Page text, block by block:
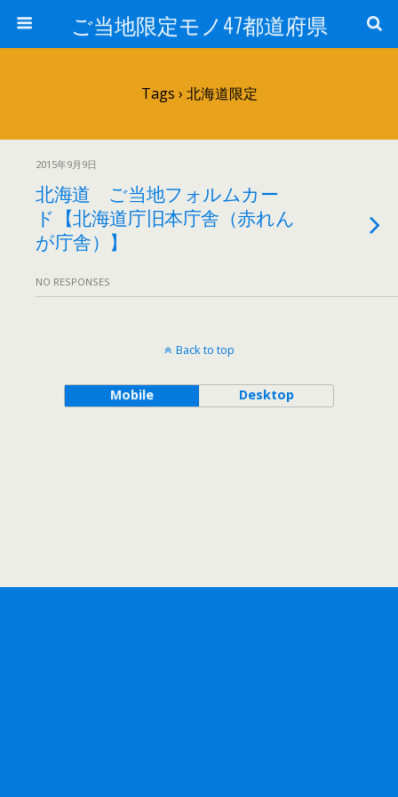
ご当地限定モノ47都道府県
Tags › 北海道限定
2015年9月9日
北海道 ご当地フォルムカー
ド【北海道庁旧本庁舎（赤れん
が庁舎）】
NO RESPONSES
Back to top
Mobile Desktop